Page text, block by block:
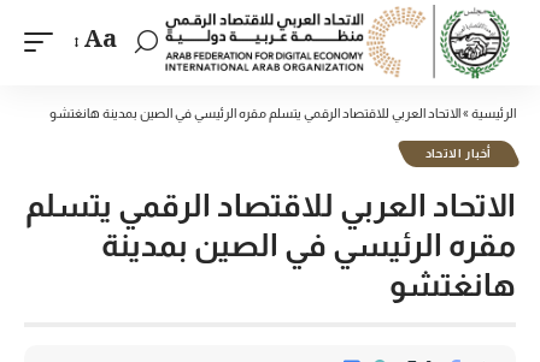
Aa
الرئيسية »الاتحاد العربي للاقتصاد الرقمي يتسلم مقره الرئيسي في الصين بمدينة هانغتشو
أخبار الاتحاد
الاتحاد العربي للاقتصاد الرقمي يتسلم
مقره الرئيسي في الصين بمدينة
هانغتشو